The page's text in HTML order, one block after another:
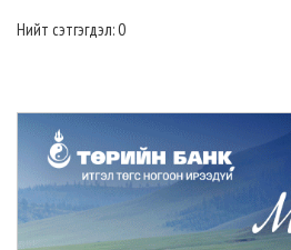
Нийт сэтгэгдэл: 0